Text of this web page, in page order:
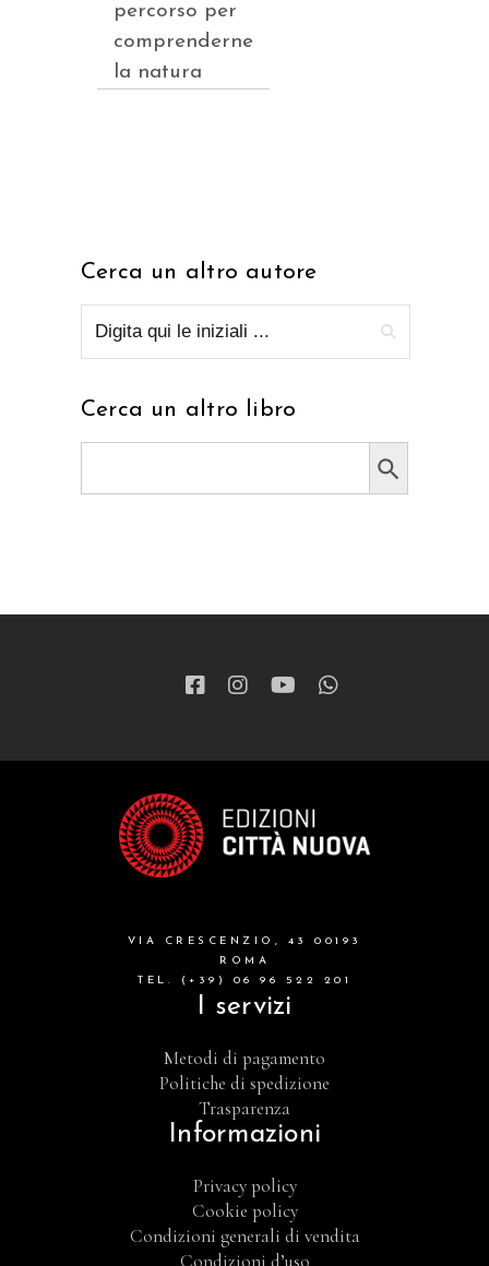
percorso per
comprenderne
la natura
Cerca un altro autore
Cerca un altro libro
Search Button
VIA CRESCENZIO, 43 00193
ROMA
TEL. (+39) 06 96 522 201
I servizi
Metodi di pagamento
Politiche di spedizione
Trasparenza
Informazioni
Privacy policy
Cookie policy
Condizioni generali di vendita